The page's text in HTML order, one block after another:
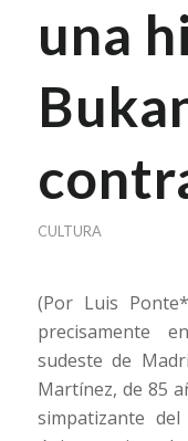
una
CULTURA
(Por Luis
precisamente
sudeste de
Martínez, de 85
simpatizante